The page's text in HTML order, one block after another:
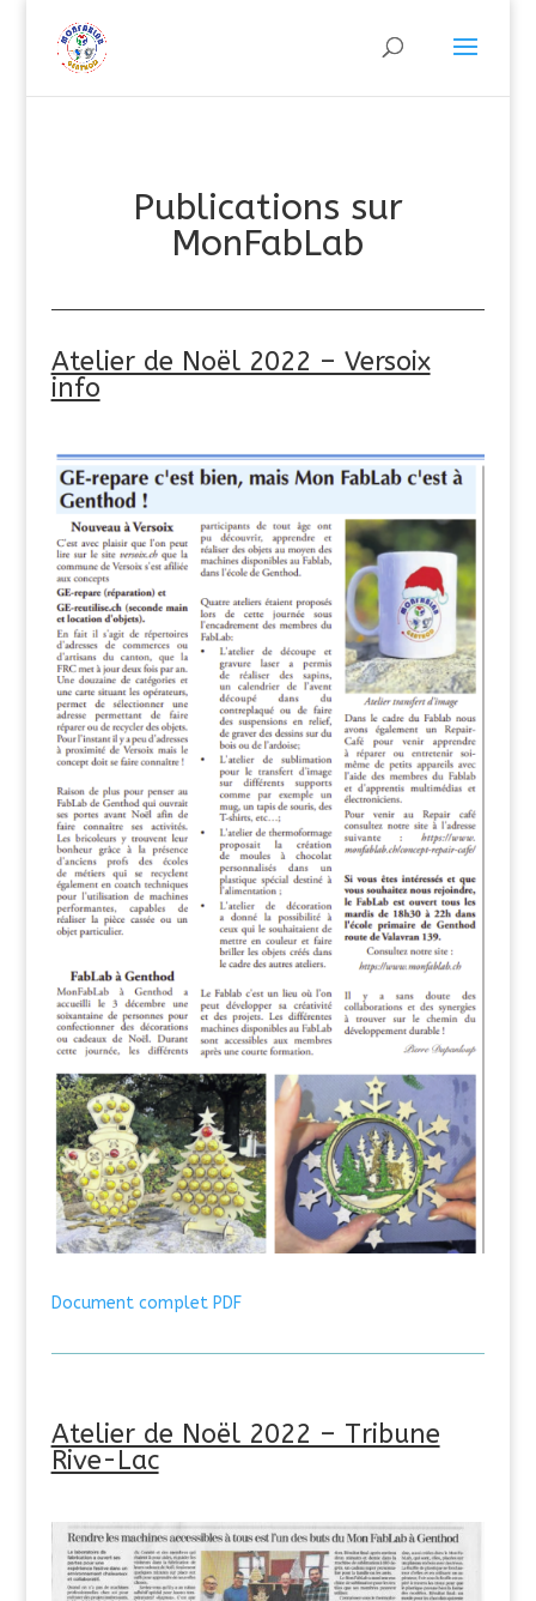
Publications sur
MonFabLab
Atelier de Noël 2022 – Versoix
info
Document complet PDF
Atelier de Noël 2022 – Tribune
Rive-Lac